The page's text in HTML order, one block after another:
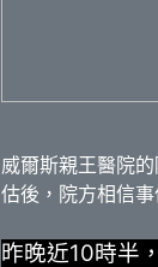
威爾斯親王醫院
估後，院方相信
昨晚近10時半